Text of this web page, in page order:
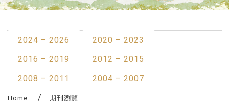
2024 – 2026
2020 – 2023
2016 – 2019
2012 – 2015
2008 – 2011
2004 – 2007
Home 期刊瀏覽